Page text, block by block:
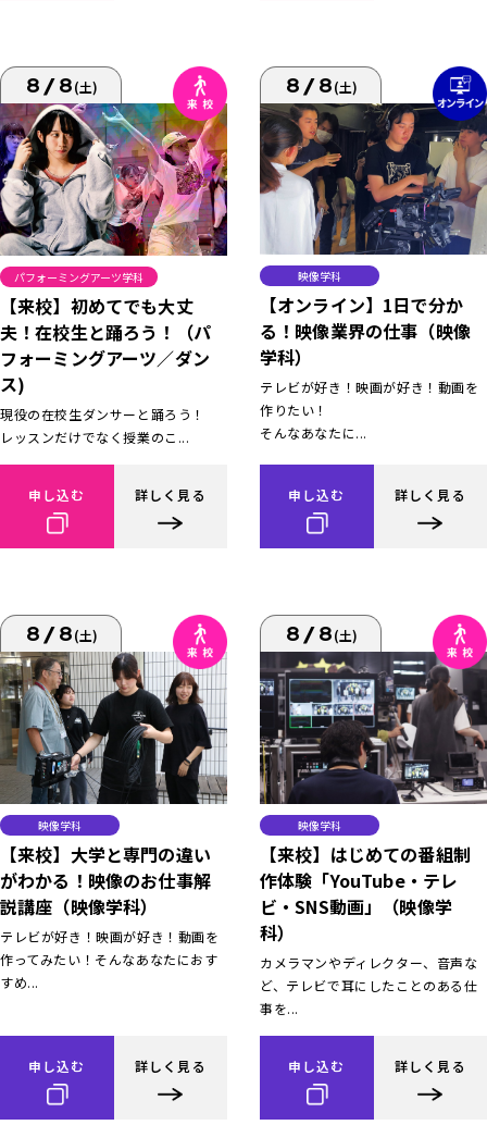
8/8(土)
パフォーミングアーツ学科
【来校】初めてでも大丈
夫！在校生と踊ろう！（パ
フォーミングアーツ／ダン
ス)
現役の在校生ダンサーと踊ろう！
レッスンだけでなく授業のこ...
申し込む 詳しく見る
8/8(土)
映像学科
【オンライン】1日で分か
る！映像業界の仕事（映像
学科）
テレビが好き！映画が好き！動画を
作りたい！
そんなあなたに...
申し込む 詳しく見る
8/8(土)
映像学科
【来校】大学と専門の違い
がわかる！映像のお仕事解
説講座（映像学科）
テレビが好き！映画が好き！動画を
作ってみたい！そんなあなたにおす
すめ...
申し込む 詳しく見る
8/8(土)
映像学科
【来校】はじめての番組制
作体験「YouTube・テレ
ビ・SNS動画」（映像学
科）
カメラマンやディレクター、音声な
ど、テレビで耳にしたことのある仕
事を...
申し込む 詳しく見る